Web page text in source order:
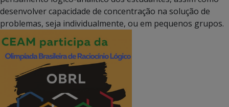
desenvolver capacidade de concentração na solução de
problemas, seja individualmente, ou em pequenos grupos.